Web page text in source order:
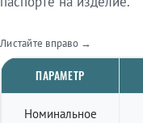
Листайте вправо →
ПАРАМЕТР
Номинальное